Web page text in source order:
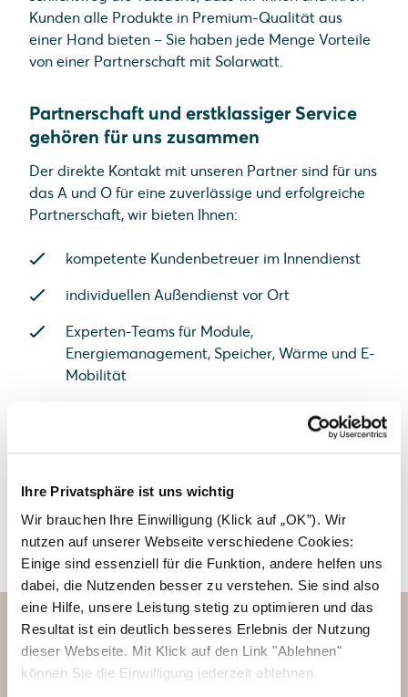
Ihre Privatsphäre ist uns wichtig
Wir brauchen Ihre Einwilligung (Klick auf „OK”). Wir
nutzen auf unserer Webseite verschiedene Cookies:
Einige sind essenziell für die Funktion, andere helfen uns
dabei, die Nutzenden besser zu verstehen. Sie sind also
eine Hilfe, unsere Leistung stetig zu optimieren und das
Resultat ist ein deutlich besseres Erlebnis der Nutzung
dieser Webseite. Mit Klick auf den Link "Ablehnen"
können Sie die Einwilligung jederzeit ablehnen.
Kunden alle Produkte in Premium-Qualität aus
einer Hand bieten – Sie haben jede Menge Vorteile
von einer Partnerschaft mit Solarwatt.
Partnerschaft und erstklassiger Service
gehören für uns zusammen
Der direkte Kontakt mit unseren Partner sind für uns
das A und O für eine zuverlässige und erfolgreiche
Partnerschaft, wir bieten Ihnen:
kompetente Kundenbetreuer im Innendienst
individuellen Außendienst vor Ort
Experten-Teams für Module,
Energiemanagement, Speicher, Wärme und E-
Mobilität
Jetzt Partner werden und profitieren
Solarwatt Headquarter in Dresden
Photovoltaiksysteme direkt